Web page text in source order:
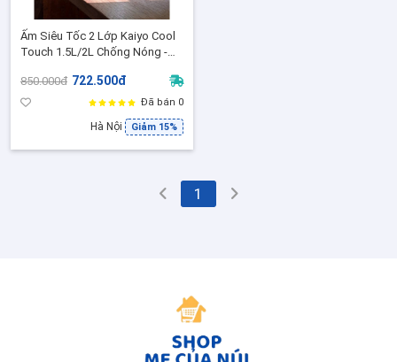
Ấm Siêu Tốc 2 Lớp Kaiyo Cool
Touch 1.5L/2L Chống Nóng -
ngắt, inox 304 an toàn
850.000đ 722.500đ
Đã bán 0
Hà Nội Giảm 15%
1